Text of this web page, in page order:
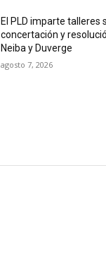
El PLD imparte talleres
concertación y
Neiba y Duverge
agosto 7, 2026